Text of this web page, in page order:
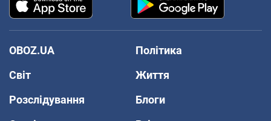
OBOZ.UA
Політика
Світ
Життя
Розслідування
Блоги